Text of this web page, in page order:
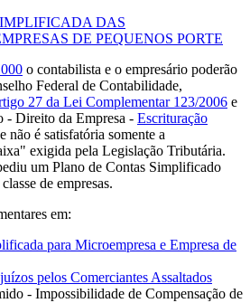
DAS
DE PEQUENOS PORTE
o contabilista e o empresário poderão
Federal de Contabilidade,
27 da Lei Complementar 123/2006 e
Direito da Empresa - Escrituração
não é satisfatória somente a
exigida pela Legislação Tributária.
um Plano de Contas Simplificado
de empresas.
em:
para Microempresa e Empresa de
pelos Comerciantes Assaltados
- Impossibilidade de Compensação de